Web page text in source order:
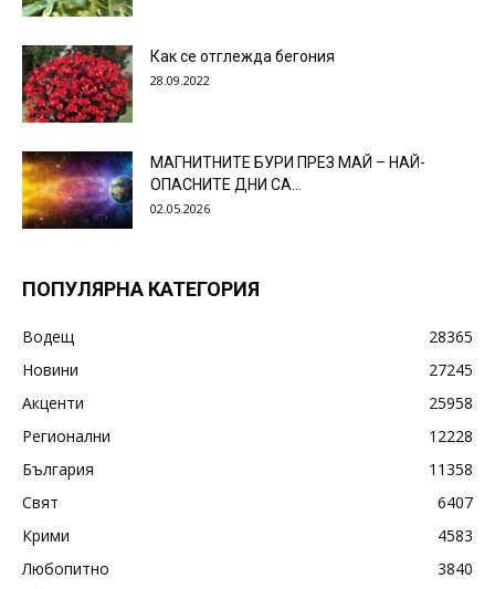
Как се отглежда бегония
28.09.2022
МАГНИТНИТЕ БУРИ ПРЕЗ МАЙ – НАЙ-
ОПАСНИТЕ ДНИ СА…
02.05.2026
ПОПУЛЯРНА КАТЕГОРИЯ
Водещ
28365
Новини
27245
Акценти
25958
Регионални
12228
България
11358
Свят
6407
Крими
4583
Любопитно
3840